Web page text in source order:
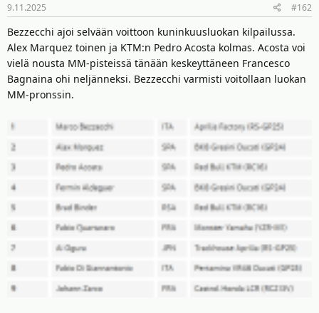
j
a
9.11.2025 #162
Bezzecchi ajoi selvään voittoon kuninkuusluokan kilpailussa.
Alex Marquez toinen ja KTM:n Pedro Acosta kolmas. Acosta voi
vielä nousta MM-pisteissä tänään keskeyttäneen Francesco
Bagnaina ohi neljänneksi. Bezzecchi varmisti voitollaan luokan
MM-pronssin.